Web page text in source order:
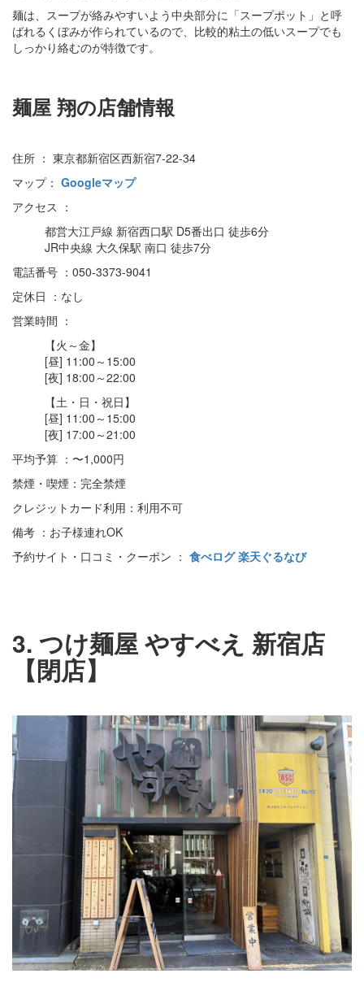
麺は、スープが絡みやすいよう中央部分に「スープポット」と呼
ばれるくぼみが作られているので、比較的粘土の低いスープでも
しっかり絡むのが特徴です。
麺屋 翔の店舗情報
住所 ： 東京都新宿区西新宿7-22-34
マップ： Googleマップ
アクセス ：
都営大江戸線 新宿西口駅 D5番出口 徒歩6分
JR中央線 大久保駅 南口 徒歩7分
電話番号 ：050-3373-9041
定休日 ：なし
営業時間 ：
【火～金】
[昼] 11:00～15:00
[夜] 18:00～22:00
【土・日・祝日】
[昼] 11:00～15:00
[夜] 17:00～21:00
平均予算 ：〜1,000円
禁煙・喫煙：完全禁煙
クレジットカード利用：利用不可
備考 ：お子様連れOK
予約サイト・口コミ・クーポン ： 食べログ楽天ぐるなび
3. つけ麺屋 やすべえ 新宿店
【閉店】